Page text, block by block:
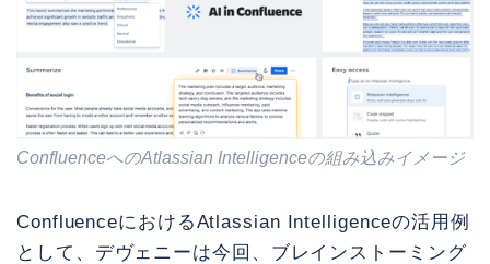
ConfluenceへのAtlassian Intelligenceの組み込みイメージ
ConfluenceにおけるAtlassian Intelligenceの活用例
として、デヴェニーは今回、ブレインストーミング